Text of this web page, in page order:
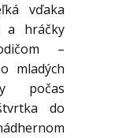
vďaka
a hráčky
–
mladých
počas
do